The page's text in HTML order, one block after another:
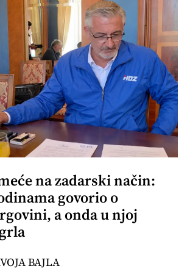
na zadarski način:
govorio o
a onda u njoj
BAJLA